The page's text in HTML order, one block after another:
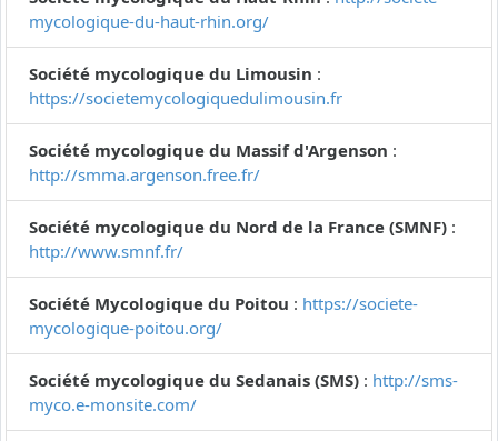
mycologique-du-haut-rhin.org/
Société mycologique du Limousin :
https://societemycologiquedulimousin.fr
Société mycologique du Massif d'Argenson :
http://smma.argenson.free.fr/
Société mycologique du Nord de la France (SMNF) :
http://www.smnf.fr/
Société Mycologique du Poitou : https://societe-
mycologique-poitou.org/
Société mycologique du Sedanais (SMS) : http://sms-
myco.e-monsite.com/